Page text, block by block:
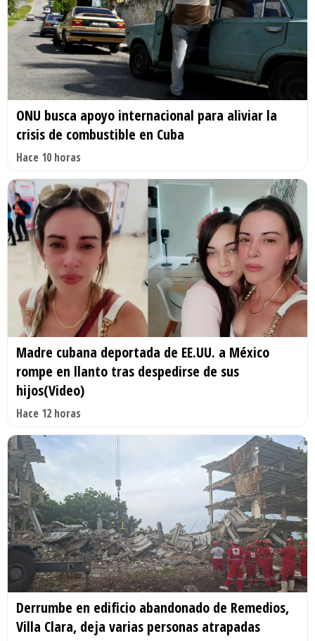
ONU busca apoyo internacional para aliviar la
crisis de combustible en Cuba
Hace 10 horas
Madre cubana deportada de EE.UU. a México
rompe en llanto tras despedirse de sus
hijos(Video)
Hace 12 horas
Derrumbe en edificio abandonado de Remedios,
Villa Clara, deja varias personas atrapadas